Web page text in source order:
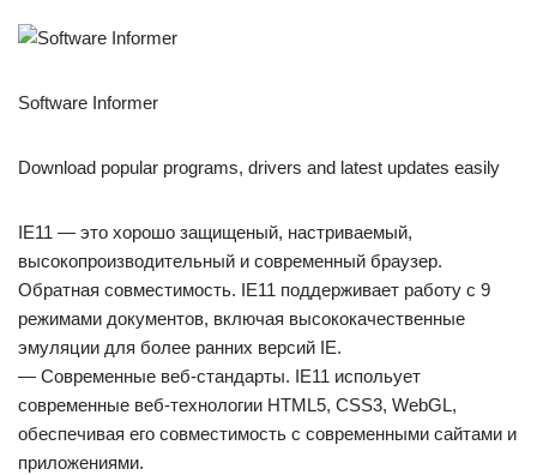
Software Informer
Download popular programs, drivers and latest updates easily
IE11 — это хорошо защищеный, настриваемый,
высокопроизводительный и современный браузер.
Обратная совместимость. IE11 поддерживает работу с 9
режимами документов, включая высококачественные
эмуляции для более ранних версий IE.
— Современные веб-стандарты. IE11 испольует
современные веб-технологии HTML5, CSS3, WebGL,
обеспечивая его совместимость с современными сайтами и
приложениями.